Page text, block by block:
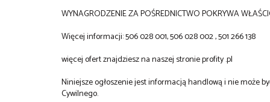
WYNAGRODZENIE ZA POŚREDNICTWO POKRYWA
Więcej informacji: 506 028 001, 506 028 002 , 501 266 138
więcej ofert znajdziesz na naszej stronie profity .pl
Niniejsze ogłoszenie jest informacją handlową i nie może
Cywilnego.